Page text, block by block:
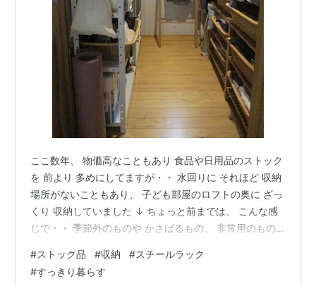
ここ数年、 物価高なこともあり 食品や日用品のストック
を 前より 多めにしてますが・・ 水回りに それほど 収納
場所がないこともあり、 子ども部屋のロフトの奥に ざっ
くり 収納していました ↓ ちょっと前までは、 こんな感
じで・・ 季節外のものや かさばるもの、 非常用のもの
わって かなり ごちゃごちゃしてました 場所も、子ども
部屋の ロフトの奥 ということもあり、 なかなか 管理し
#ストック品 #収納 #スチールラック
#すっきり暮らす